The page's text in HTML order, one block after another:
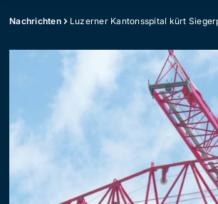
Nachrichten Luzerner Kantonsspital kürt